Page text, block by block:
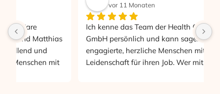
vor 11 Monaten
Ich kenne das Team der Health Care Agentur
GmbH persönlich und kann sagen: Hier arbeiten
engagierte, herzliche Menschen mit echter
Leidenschaft für ihren Job. Wer mit ihnen